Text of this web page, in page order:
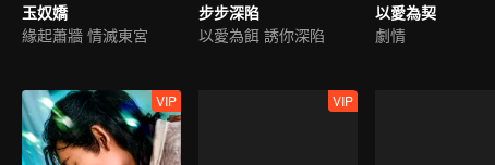
玉奴嬌
緣起蕭牆 情滅東宮
步步深陷
以愛為餌 誘你深陷
以愛為契
劇情
VIP VIP